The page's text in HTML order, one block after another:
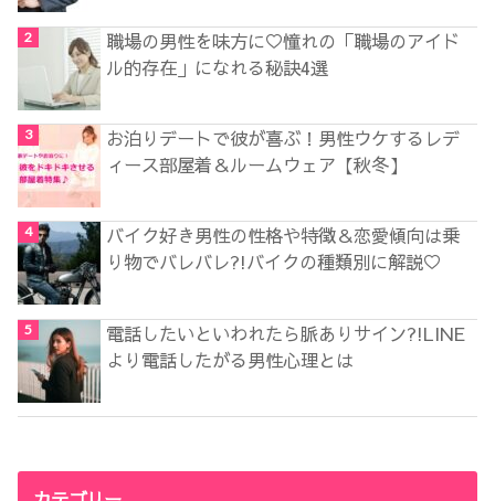
職場の男性を味方に♡憧れの「職場のアイド
ル的存在」になれる秘訣4選
お泊りデートで彼が喜ぶ！男性ウケするレデ
ィース部屋着＆ルームウェア【秋冬】
バイク好き男性の性格や特徴＆恋愛傾向は乗
り物でバレバレ?!バイクの種類別に解説♡
電話したいといわれたら脈ありサイン?!LINE
より電話したがる男性心理とは